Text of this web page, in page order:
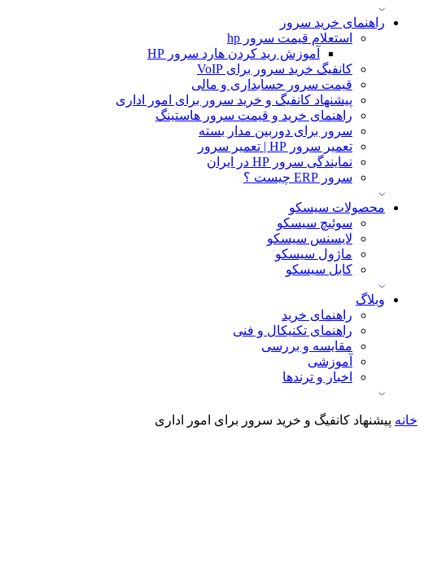
راهنمای خرید سرور
استعلام قیمت سرور hp
آموزش ريد كردن هارد سرور HP
کانفیگ خرید سرور برای VoIP
قیمت سرور حسابداری و مالی
پیشنهاد کانفیگ و خرید سرور برای امور اداری
راهنمای خرید و قیمت سرور هاستینگ
سرور برای دوربین مدار بسته
تعمیر سرور HP | تعمیر سرور
نمایندگی سرور HP در ایران
سرور ERP چیست ؟
محصولات سیسکو
سوئیچ سیسکو
لایسنس سیسکو
ماژول سیسکو
کابل سیسکو
وبلاگ
راهنمای خرید
راهنمای تکنیکال و فنی
مقایسه و بررسی
آموزشی
اخبار و ترندها
خانه پیشنهاد کانفیگ و خرید سرور برای امور اداری